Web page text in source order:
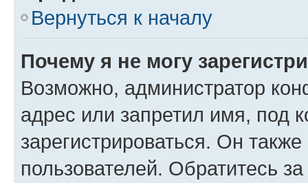
Вернуться к началу
Почему я не могу
Возможно, администратор
адрес или запретил имя, под
зарегистрироваться. Он
пользователей. Обратитесь